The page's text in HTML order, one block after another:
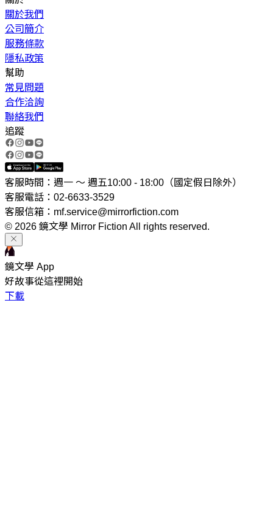
關於我們
公司簡介
服務條款
隱私政策
幫助
常見問題
合作洽詢
聯絡我們
追蹤
客服時間：週一 ～ 週五10:00 - 18:00（國定假日除外）
客服電話：02-6633-3529
客服信箱：mf.service@mirrorfiction.com
© 2026 鏡文學 Mirror Fiction All rights reserved.
鏡文學 App
好故事從這裡開始
下載